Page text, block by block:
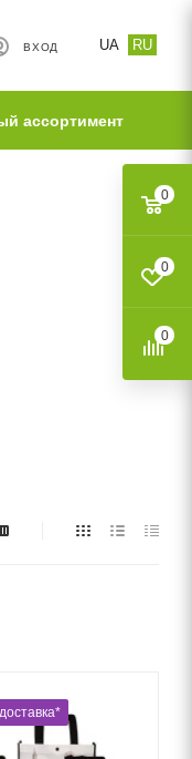
UA RU
ВХОД
ассортимент
0
0
0